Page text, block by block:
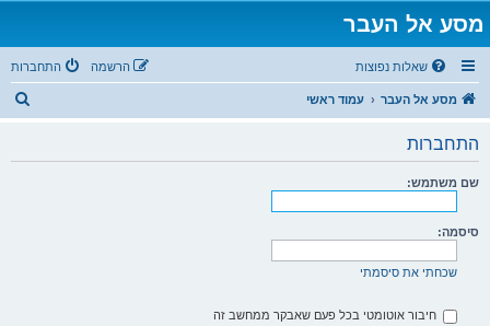
מסע אל העבר
שאלות נפוצות התחברות הרשמה
מסע אל העבר עמוד ראשי
התחברות
שם משתמש:
סיסמה:
שכחתי את סיסמתי
חיבור אוטומטי בכל פעם שאבקר ממחשב זה